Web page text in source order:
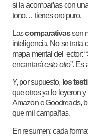
si la acompañas con
tono… tienes oro puro.
Lascomparativasson
inteligencia. No se trata
mapa mental del lector:
encantaráesto otro”. Es
Y, por supuesto, los
que otros ya lo leyeron
Amazon o Goodreads,
que mil campañas.
En resumen: cada